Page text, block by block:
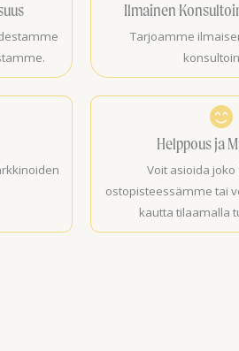
Ilmainen
Tarjoamme
Helppous ja
Voit asioida
ostopisteessämme tai
kautta tilaamalla